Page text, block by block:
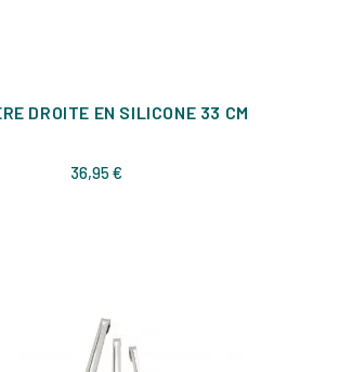
DROITE EN SILICONE 33 CM
36,95 €